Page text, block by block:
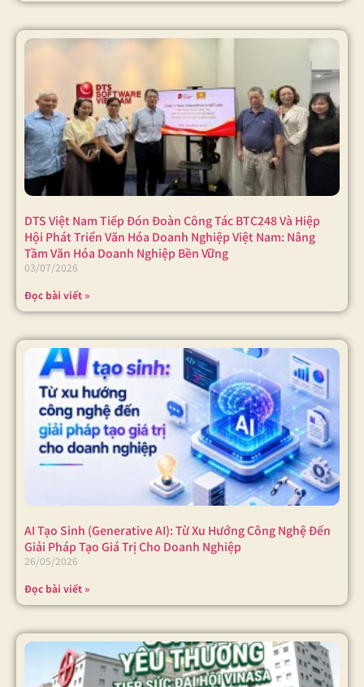
DTS Việt Nam Tiếp Đón Đoàn Công Tác BTC248 Và Hiệp
Hội Phát Triển Văn Hóa Doanh Nghiệp Việt Nam: Nâng
Tầm Văn Hóa Doanh Nghiệp Bền Vững
03/07/2026
Đọc bài viết »
AI Tạo Sinh (Generative AI): Từ Xu Hướng Công Nghệ Đến
Giải Pháp Tạo Giá Trị Cho Doanh Nghiệp
26/05/2026
Đọc bài viết »